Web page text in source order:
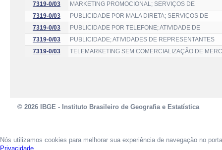
7319-0/03
MARKETING PROMOCIONAL; SERVIÇOS DE
7319-0/03
PUBLICIDADE POR MALA DIRETA; SERVIÇOS DE
7319-0/03
PUBLICIDADE POR TELEFONE; ATIVIDADE DE
7319-0/03
PUBLICIDADE; ATIVIDADES DE REPRESENTANTES
7319-0/03
TELEMARKETING SEM COMERCIALIZAÇÃO DE
© 2026 IBGE - Instituto Brasileiro de Geografia e Estatística
Nós utilizamos cookies para melhorar sua experiência de navegação no
Privacidade.